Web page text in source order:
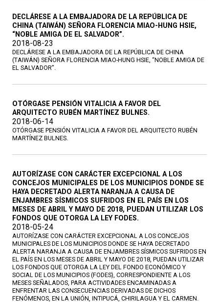
DECLÁRESE A LA EMBAJADORA DE LA REPÚBLICA DE
CHINA (TAIWÁN) SEÑORA FLORENCIA MIAO-HUNG HSIE,
“NOBLE AMIGA DE EL SALVADOR”.
2018-08-23
DECLÁRESE A LA EMBAJADORA DE LA REPÚBLICA DE CHINA
(TAIWÁN) SEÑORA FLORENCIA MIAO-HUNG HSIE, “NOBLE AMIGA DE
EL SALVADOR”.
OTÓRGASE PENSIÓN VITALICIA A FAVOR DEL
ARQUITECTO RUBÉN MARTÍNEZ BULNES.
2018-06-14
OTÓRGASE PENSIÓN VITALICIA A FAVOR DEL ARQUITECTO RUBÉN
MARTÍNEZ BULNES.
AUTORÍZASE CON CARÁCTER EXCEPCIONAL A LOS
CONCEJOS MUNICIPALES DE LOS MUNICIPIOS DONDE SE
HAYA DECRETADO ALERTA NARANJA A CAUSA DE
ENJAMBRES SÍSMICOS SUFRIDOS EN EL PAÍS EN LOS
MESES DE ABRIL Y MAYO DE 2018, PUEDAN UTILIZAR LOS
FONDOS QUE OTORGA LA LEY FODES.
2018-05-24
AUTORÍZASE CON CARÁCTER EXCEPCIONAL A LOS CONCEJOS
MUNICIPALES DE LOS MUNICIPIOS DONDE SE HAYA DECRETADO
ALERTA NARANJA A CAUSA DE ENJAMBRES SÍSMICOS SUFRIDOS EN
EL PAÍS EN LOS MESES DE ABRIL Y MAYO DE 2018, PUEDAN UTILIZAR
LOS FONDOS QUE OTORGA LA LEY DEL FONDO ECONÓMICO Y
SOCIAL DE LOS MUNICIPIOS (FODES), CORRESPONDIENTE A LOS
MESES SEÑALADOS, PARA ACTIVIDADES ENCAMINADAS A
ENFRENTAR LAS CONSECUENCIAS DERIVADAS DE DICHOS
FENÓMENOS, EN LA UNIÓN, INTIPUCÁ, CHIRILAGUA Y EL CARMEN.